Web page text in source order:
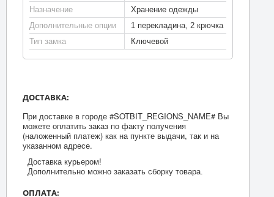
Назначение
Хранение одежды
Дополнительные опции
1 перекладина, 2 крючка
Тип замка
Ключевой
ДОСТАВКА:
При доставке в городе #SOTBIT_REGIONS_NAME# Вы
можете оплатить заказ по факту получения
(наложенный платеж) как на пункте выдачи, так и на
указанном адресе.
Доставка курьером!
Дополнительно можно заказать сборку товара.
ОПЛАТА: